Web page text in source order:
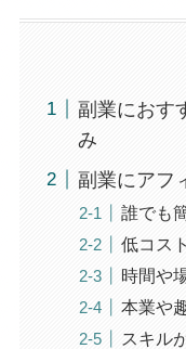
副業におす
み
副業にアフ
誰でも
低コス
時間や
本業や
スキル